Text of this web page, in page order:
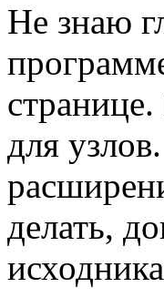
Не знаю
для
делать,